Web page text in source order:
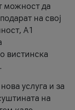
можност да
на свој
А1
вистинска
услуга и за
на